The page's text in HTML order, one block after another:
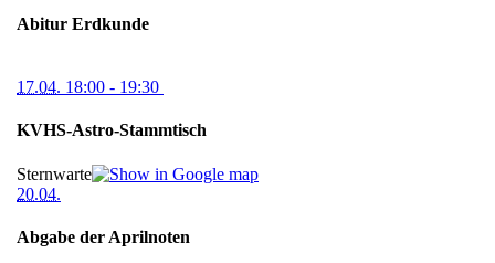
Abitur Erdkunde
17.04. 18:00 - 19:30
KVHS-Astro-Stammtisch
Sternwarte
20.04.
Abgabe der Aprilnoten